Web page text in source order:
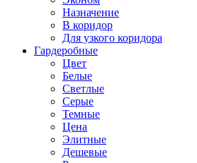
Назначение
В коридор
Для узкого коридора
Гардеробные
Цвет
Белые
Светлые
Серые
Темные
Цена
Элитные
Дешевые